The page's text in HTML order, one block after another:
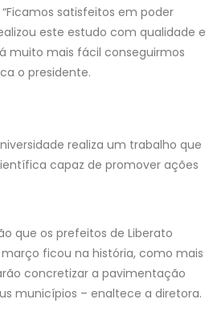
satisfeitos em poder
este estudo com qualidade e
muito mais fácil conseguirmos
o presidente.
realiza um trabalho que
capaz de promover ações
que os prefeitos de Liberato
março ficou na história, como mais
concretizar a pavimentação
municípios – enaltece a diretora.